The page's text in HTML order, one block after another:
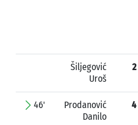
Šiljegović
Uroš
2
46'
Prodanović
Danilo
4